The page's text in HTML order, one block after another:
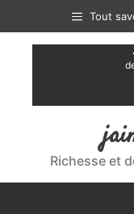
contenu
Tout
Richesse et